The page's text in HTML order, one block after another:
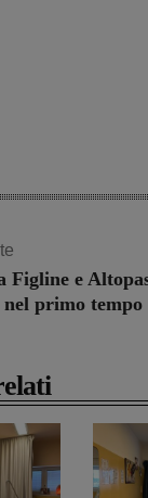
Figline e
primo tempo